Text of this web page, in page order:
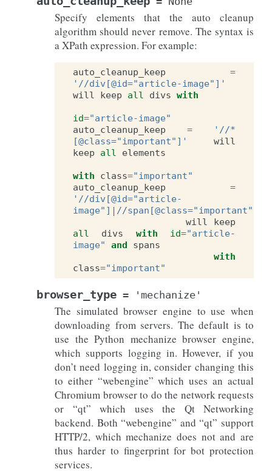
Specify elements that the auto cleanup
algorithm should never remove. The syntax is
a XPath expression. For example:
auto_cleanup_keep
=
'//div[@id="article-image"]'
will
keep all divs with
id="article-image"
auto_cleanup_keep
=
'//*
[@class="important"]'
will
keep
all elements
with class="important"
auto_cleanup_keep
=
'//div[@id="article-
image"]|//span[@class="important"]'
will
keep
all
divs with id="article-
image"
and
spans
with
class="important"
browser_type = 'mechanize'
The simulated browser engine to use when
downloading from servers. The default is to
use the Python mechanize browser engine,
which supports logging in. However, if you
don’t need logging in, consider changing this
to either “webengine” which uses an actual
Chromium browser to do the network requests
or “qt” which uses the Qt Networking
backend. Both “webengine” and “qt” support
HTTP/2, which mechanize does not and are
thus harder to fingerprint for bot protection
services.